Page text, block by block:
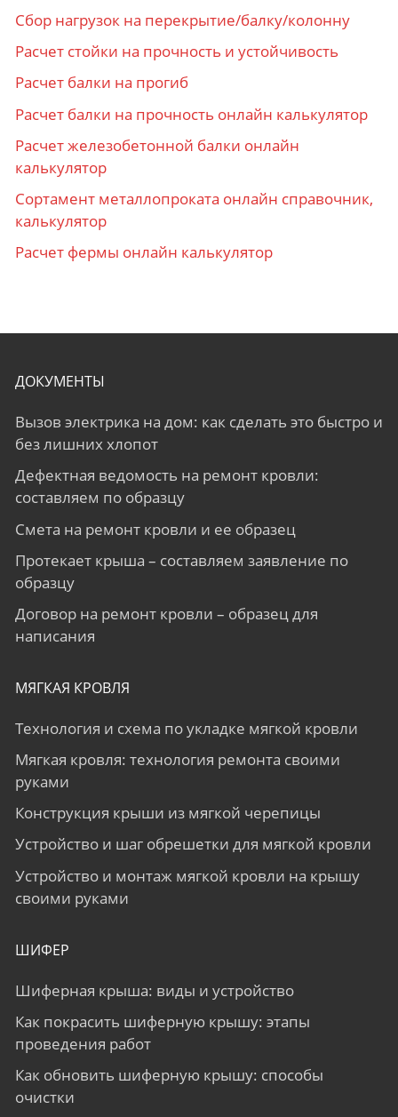
Сбор нагрузок на перекрытие/балку/колонну
Расчет стойки на прочность и устойчивость
Расчет балки на прогиб
Расчет балки на прочность онлайн калькулятор
Расчет железобетонной балки онлайн
калькулятор
Сортамент металлопроката онлайн справочник,
калькулятор
Расчет фермы онлайн калькулятор
ДОКУМЕНТЫ
Вызов электрика на дом: как сделать это быстро и
без лишних хлопот
Дефектная ведомость на ремонт кровли:
составляем по образцу
Смета на ремонт кровли и ее образец
Протекает крыша – составляем заявление по
образцу
Договор на ремонт кровли – образец для
написания
МЯГКАЯ КРОВЛЯ
Технология и схема по укладке мягкой кровли
Мягкая кровля: технология ремонта своими
руками
Конструкция крыши из мягкой черепицы
Устройство и шаг обрешетки для мягкой кровли
Устройство и монтаж мягкой кровли на крышу
своими руками
ШИФЕР
Шиферная крыша: виды и устройство
Как покрасить шиферную крышу: этапы
проведения работ
Как обновить шиферную крышу: способы
очистки